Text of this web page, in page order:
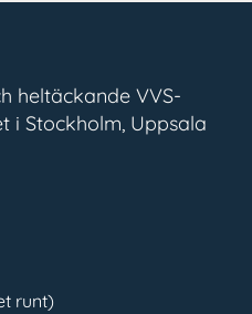
heltäckande VVS-
i Stockholm, Uppsala
runt)